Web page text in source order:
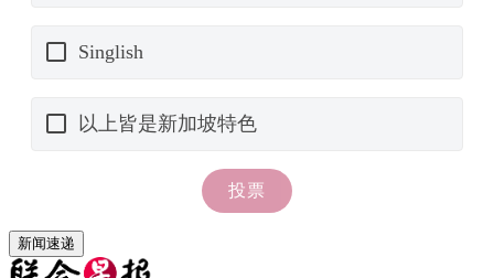
新闻速递